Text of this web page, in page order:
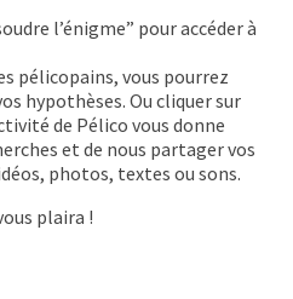
l’énigme” pour accéder à
pélicopains, vous pourrez
hypothèses. Ou cliquer sur
de Pélico vous donne
et de nous partager vos
photos, textes ou sons.
plaira !